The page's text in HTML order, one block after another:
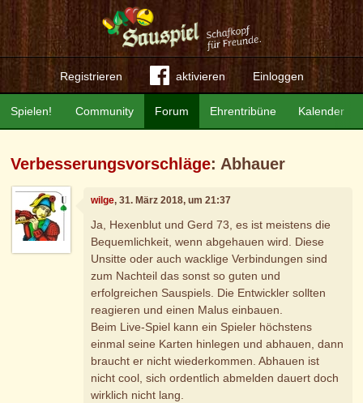
Registrieren aktivieren Einloggen
Community Forum Ehrentribüne Kalender
Spielen!
Verbesserungsvorschläge: Abhauer
wilge, 31. März 2018, um 21:37
Ja, Hexenblut und Gerd 73, es ist meistens die
Bequemlichkeit, wenn abgehauen wird. Diese
Unsitte oder auch wacklige Verbindungen sind
zum Nachteil das sonst so guten und
erfolgreichen Sauspiels. Die Entwickler sollten
reagieren und einen Malus einbauen.
Beim Live-Spiel kann ein Spieler höchstens
einmal seine Karten hinlegen und abhauen, dann
braucht er nicht wiederkommen. Abhauen ist
nicht cool, sich ordentlich abmelden dauert doch
wirklich nicht lang.